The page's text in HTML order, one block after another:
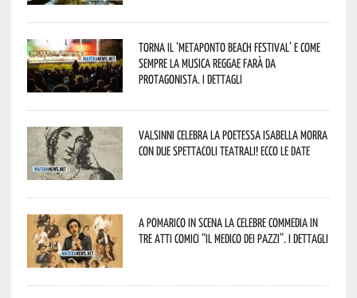
Torna il ‘Metaponto beach festival’ e come
sempre la musica reggae farà da
protagonista. I dettagli
Valsinni celebra la poetessa Isabella Morra
con due spettacoli teatrali! Ecco le date
A Pomarico in scena la celebre commedia in
tre atti comici “Il medico dei pazzi”. I dettagli